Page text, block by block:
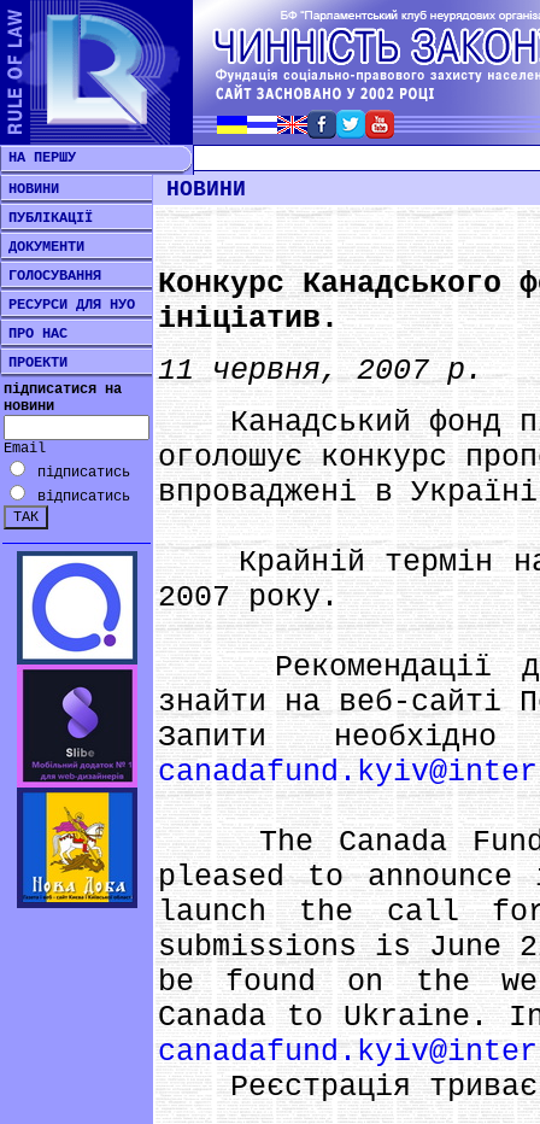
НА ПЕРШУ
НОВИНИ
ПУБЛІКАЦІЇ
ДОКУМЕНТИ
ГОЛОСУВАННЯ
РЕСУРСИ ДЛЯ НУО
ПРО НАС
ПРОЕКТИ
підписатися на
новини
Email
підписатись
відписатись
НОВИНИ
Конкурс Канадського
ініціатив.
11 червня, 2007 р.
Канадський фонд
оголошує конкурс
впроваджені в
Крайній термін
2007 року.
Рекомендації для
знайти на веб-сайті
Запити
The Canada
pleased to
launch the call
submissions is June
be found on the
Canada to Ukraine.
Реєстрація триває